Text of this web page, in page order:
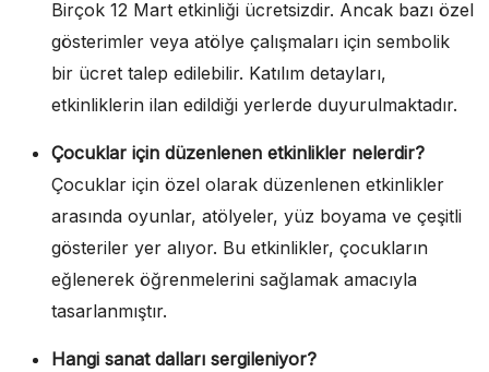
Birçok 12 Mart etkinliği ücretsizdir. Ancak bazı özel
gösterimler veya atölye çalışmaları için sembolik
bir ücret talep edilebilir. Katılım detayları,
etkinliklerin ilan edildiği yerlerde duyurulmaktadır.
Çocuklar için düzenlenen etkinlikler nelerdir?
Çocuklar için özel olarak düzenlenen etkinlikler
arasında oyunlar, atölyeler, yüz boyama ve çeşitli
gösteriler yer alıyor. Bu etkinlikler, çocukların
eğlenerek öğrenmelerini sağlamak amacıyla
tasarlanmıştır.
Hangi sanat dalları sergileniyor?